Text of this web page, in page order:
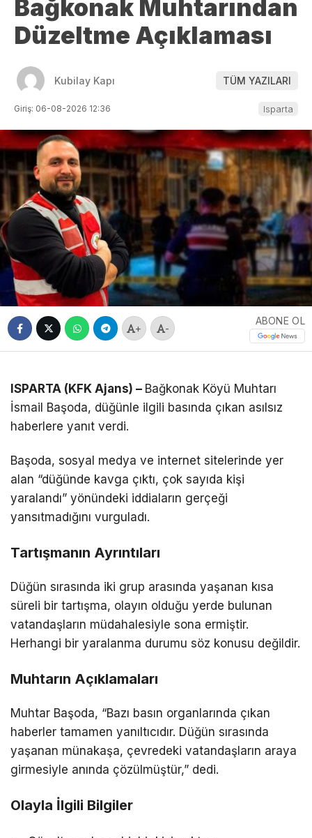
Bağkonak Muhtarından
Düzeltme Açıklaması
Kubilay Kapı TÜM YAZILARI
Giriş: 06-08-2026 12:36 Isparta
+ -
ABONE OL
ISPARTA (KFK Ajans) – Bağkonak Köyü Muhtarı
İsmail Başoda, düğünle ilgili basında çıkan asılsız
haberlere yanıt verdi.
Başoda, sosyal medya ve internet sitelerinde yer
alan “düğünde kavga çıktı, çok sayıda kişi
yaralandı” yönündeki iddiaların gerçeği
yansıtmadığını vurguladı.
Tartışmanın Ayrıntıları
Düğün sırasında iki grup arasında yaşanan kısa
süreli bir tartışma, olayın olduğu yerde bulunan
vatandaşların müdahalesiyle sona ermiştir.
Herhangi bir yaralanma durumu söz konusu değildir.
Muhtarın Açıklamaları
Muhtar Başoda, “Bazı basın organlarında çıkan
haberler tamamen yanıltıcıdır. Düğün sırasında
yaşanan münakaşa, çevredeki vatandaşların araya
girmesiyle anında çözülmüştür,” dedi.
Olayla İlgili Bilgiler